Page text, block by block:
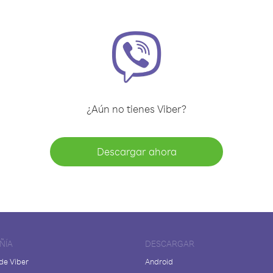
¿Aún no tienes Viber?
Descargar ahora
Viber
DESCARGAR
Android